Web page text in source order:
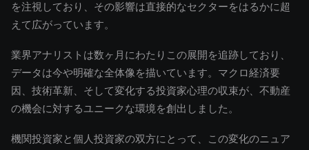
を注視しており、その影響は直接的なセクターをはるかに超
えて広がっています。
業界アナリストは数ヶ月にわたりこの展開を追跡しており、
データは今や明確な全体像を描いています。マクロ経済要
因、技術革新、そして変化する投資家心理の収束が、不動産
の機会に対するユニークな環境を創出しました。
機関投資家と個人投資家の双方にとって、この変化のニュア